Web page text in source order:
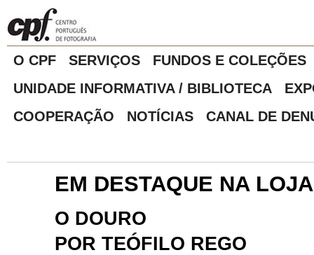
O CPF SERVIÇOS
FUNDOS E COLEÇÕES
UNIDADE INFORMATIVA / BIBLIOTECA
COOPERAÇÃO
NOTÍCIAS CANAL DE
EM DESTAQUE NA LOJA
O DOURO
POR TEÓFILO REGO